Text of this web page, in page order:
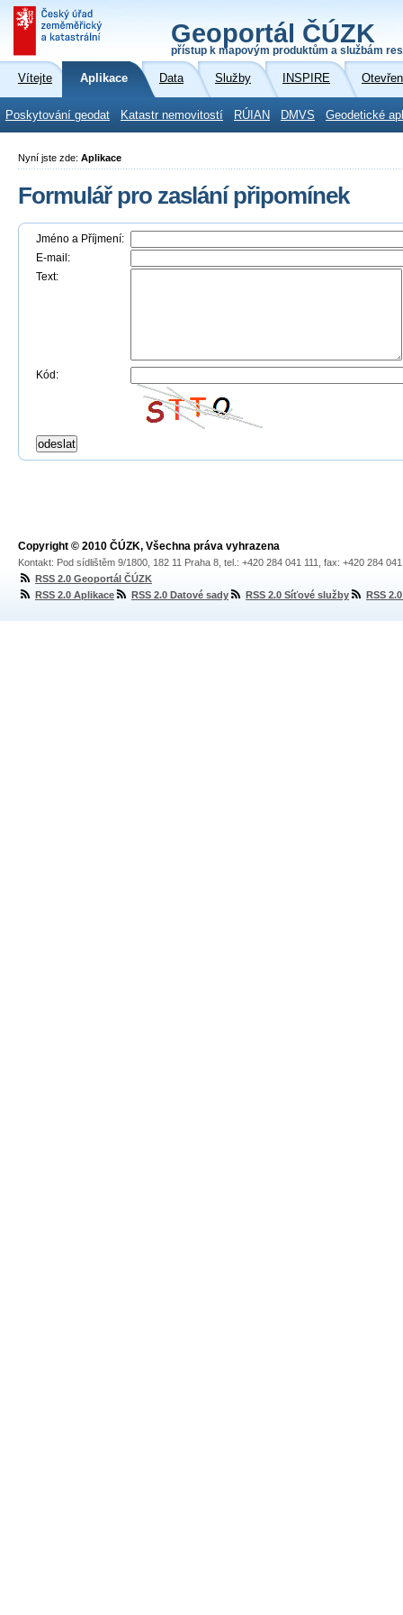
Geoportál ČÚZK
přístup k mapovým produktům a službám
Vítejte Aplikace Data Služby INSPIRE
Poskytování geodat Katastr nemovitostí RÚIAN DMVS Geodetické
Nyní jste zde: Aplikace
Formulář pro zaslání připomínek
Jméno a Příjmení:
E-mail:
Text:
Kód:
Copyright © 2010 ČÚZK, Všechna práva vyhrazena
Kontakt: Pod sídlištěm 9/1800, 182 11 Praha 8, tel.: +420 284 041 111, fax: +420 284
RSS 2.0 Geoportál ČÚZK
RSS 2.0 Aplikace
RSS 2.0 Datové sady RSS 2.0 Síťové služby RSS